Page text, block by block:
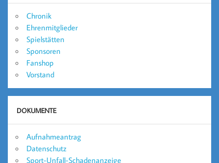
Chronik
Ehrenmitglieder
Spielstätten
Sponsoren
Fanshop
Vorstand
DOKUMENTE
Aufnahmeantrag
Datenschutz
Sport-Unfall-Schadenanzeige